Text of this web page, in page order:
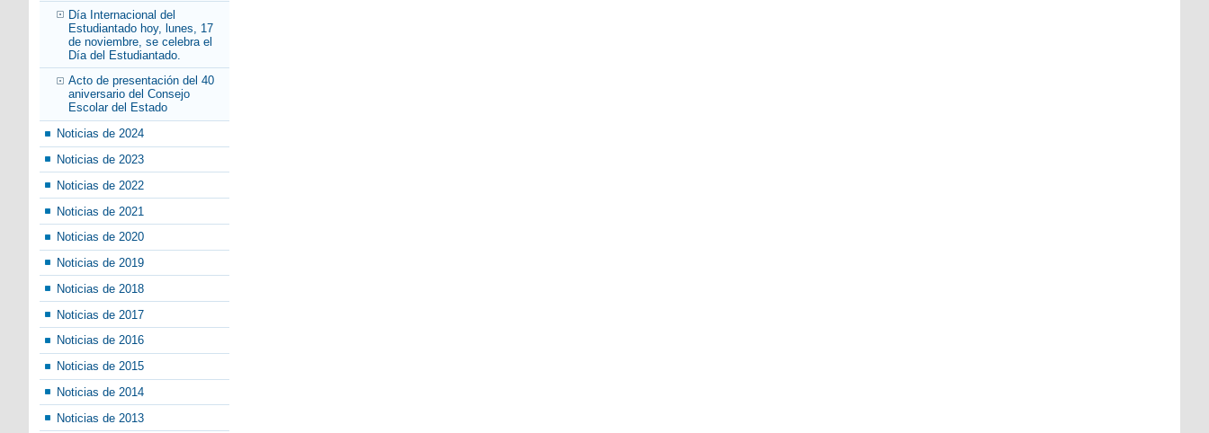
Día Internacional del
Estudiantado hoy, lunes, 17
de noviembre, se celebra el
Día del Estudiantado.
Acto de presentación del 40
aniversario del Consejo
Escolar del Estado
Noticias de 2024
Noticias de 2023
Noticias de 2022
Noticias de 2021
Noticias de 2020
Noticias de 2019
Noticias de 2018
Noticias de 2017
Noticias de 2016
Noticias de 2015
Noticias de 2014
Noticias de 2013